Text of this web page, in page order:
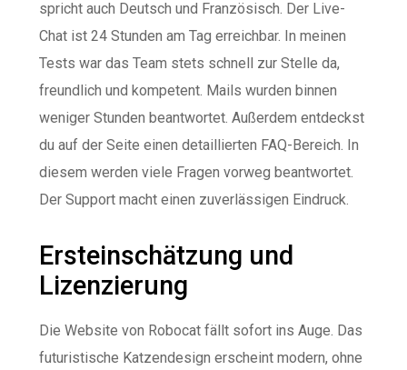
spricht auch Deutsch und Französisch. Der Live-
Chat ist 24 Stunden am Tag erreichbar. In meinen
Tests war das Team stets schnell zur Stelle da,
freundlich und kompetent. Mails wurden binnen
weniger Stunden beantwortet. Außerdem entdeckst
du auf der Seite einen detaillierten FAQ-Bereich. In
diesem werden viele Fragen vorweg beantwortet.
Der Support macht einen zuverlässigen Eindruck.
Ersteinschätzung und
Lizenzierung
Die Website von Robocat fällt sofort ins Auge. Das
futuristische Katzendesign erscheint modern, ohne